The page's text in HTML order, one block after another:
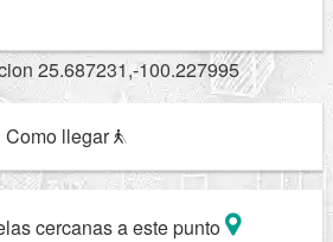
25.687231,-100.227995
Como llegar
cercanas a este punto